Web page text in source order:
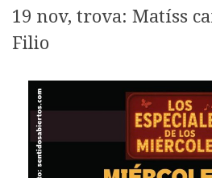
19 nov, trova: Matíss
Filio